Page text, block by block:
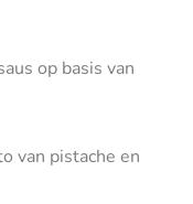
op basis van
van pistache en